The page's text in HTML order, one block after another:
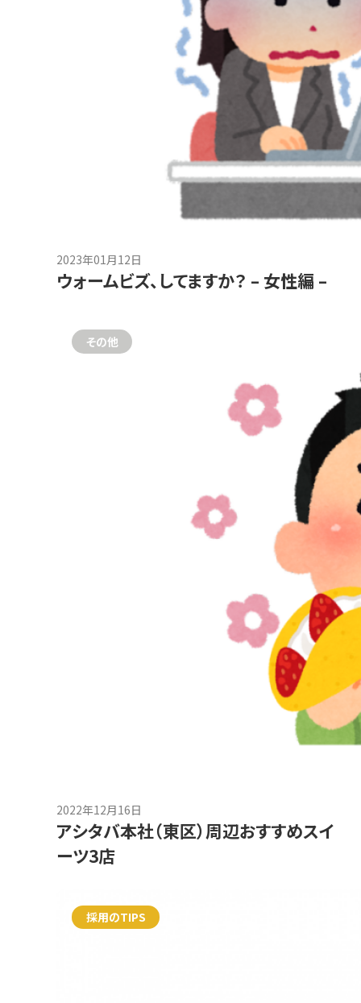
2023年01月12日
ウォームビズ、してますか？ – 女性編 –
その他
2022年12月16日
アシタバ本社（東区）周辺おすすめスイ
ーツ3店
採用のTIPS